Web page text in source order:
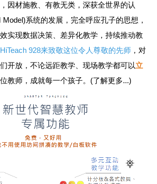
因材施教、有教无类，深获全世界的认
系统的发展，完全呼应孔子的思想，
实现数据决策、差异化教学，持续推动教
928来致敬这位令人尊敬的先师 ，对
开放，不论远距教学、现场教学都可以立
位教师，成就每一个孩子。(了解更多...)